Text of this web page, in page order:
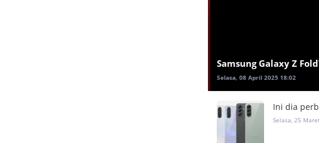
Samsung Galaxy Z
Selasa, 08 April 2025 18:02
Ini dia
Selasa, 25